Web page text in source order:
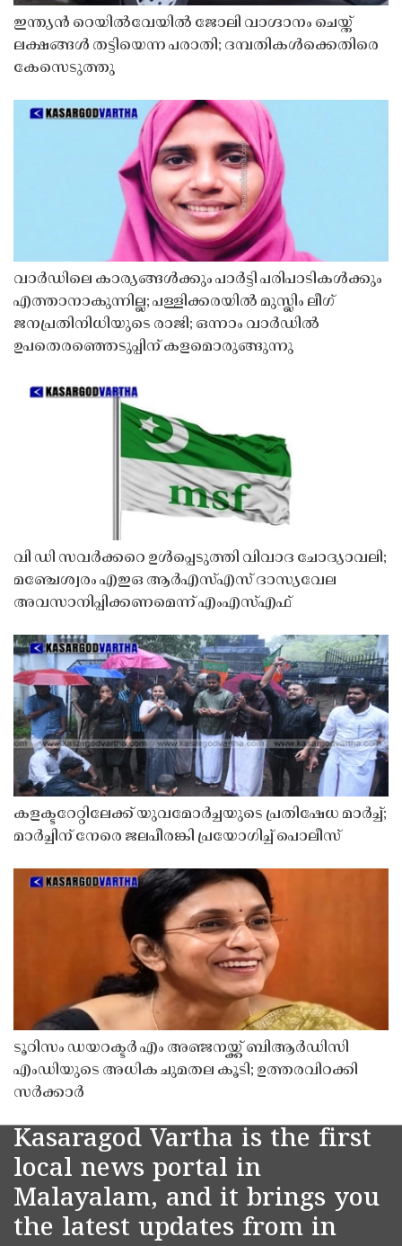
ഇന്ത്യൻ റെയിൽവേയിൽ ജോലി വാഗ്ദാനം ചെയ്ത്
ലക്ഷങ്ങൾ തട്ടിയെന്ന പരാതി; ദമ്പതികൾക്കെതിരെ
കേസെടുത്തു
വാർഡിലെ കാര്യങ്ങൾക്കും പാർട്ടി പരിപാടികൾക്കും
എത്താനാകുന്നില്ല; പള്ളിക്കരയിൽ മുസ്ലിം ലീഗ്
ജനപ്രതിനിധിയുടെ രാജി; ഒന്നാം വാർഡിൽ
ഉപതെരഞ്ഞെടുപ്പിന് കളമൊരുങ്ങുന്നു
വി ഡി സവർക്കറെ ഉൾപ്പെടുത്തി വിവാദ ചോദ്യാവലി;
മഞ്ചേശ്വരം എഇഒ ആർഎസ്എസ് ദാസ്യവേല
അവസാനിപ്പിക്കണമെന്ന് എംഎസ്എഫ്
കളക്ടറേറ്റിലേക്ക് യുവമോർച്ചയുടെ പ്രതിഷേധ മാർച്ച്;
മാർച്ചിന് നേരെ ജലപീരങ്കി പ്രയോഗിച്ച് പൊലീസ്
ടൂറിസം ഡയറക്ടർ എം അഞ്ജനയ്ക്ക് ബിആർഡിസി
എംഡിയുടെ അധിക ചുമതല കൂടി; ഉത്തരവിറക്കി
സർക്കാർ
Kasaragod Vartha is the first
local news portal in
Malayalam, and it brings you
the latest updates from in